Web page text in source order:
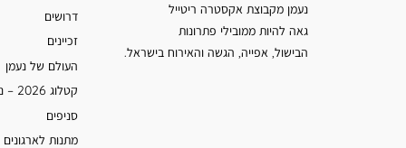
נעמן מקבוצת אקסטרה ריטייל
גאה להיות ממובילי פתרונות
הבישול, אפייה, הגשה והאירוח בישראל.
דרושים
זכיינים
העולם של נעמן
קטלוג 2026 – נעמן
סניפים
מתנות לארגונים